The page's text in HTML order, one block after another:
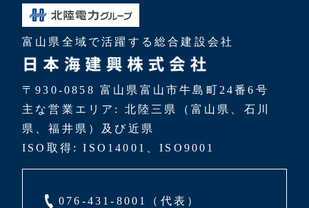
富山県全域で活躍する総合建設会社
〒930-0858 富山県富山市牛島町24番6号
主な営業エリア: 北陸三県（富山県、石川
県、福井県）及び近県
ISO取得: ISO14001、ISO9001
076-431-8001（代表）